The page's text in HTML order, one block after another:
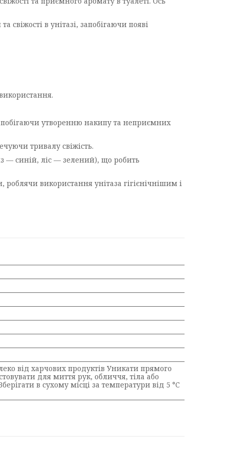
в унітазі, запобігаючи появі
утворенню накипу та неприємних
тривалу свіжість.
— синій, ліс — зелений), що робить
використання унітаза гігієнічнішим і
від харчових продуктів Уникати прямого
для миття рук, обличчя, тіла або
в сухому місці за температури від 5 °C